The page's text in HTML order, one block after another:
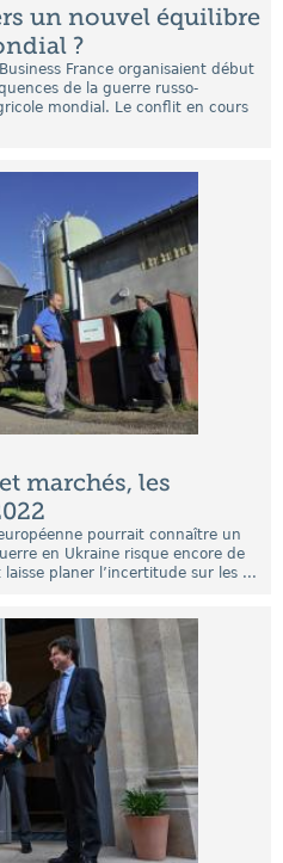
un nouvel équilibre
?
France organisaient début
de la guerre russo-
mondial. Le conflit en cours
marchés, les
pourrait connaître un
en Ukraine risque encore de
planer l’incertitude sur les ...